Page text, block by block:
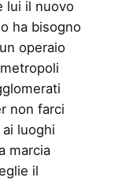
lui il nuovo
ha bisogno
operaio
non farci
luoghi
marcia
il